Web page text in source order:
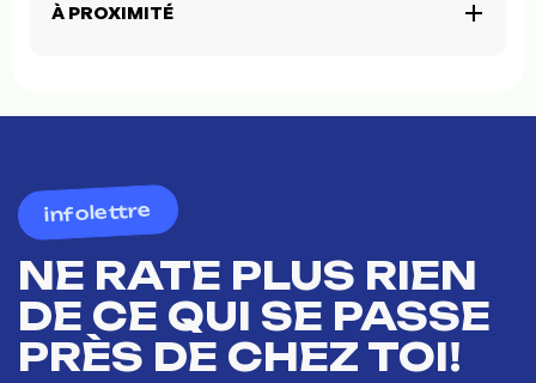
À PROXIMITÉ
infolettre
NE RATE PLUS RIEN
DE CE QUI SE PASSE
PRÈS DE CHEZ TOI!